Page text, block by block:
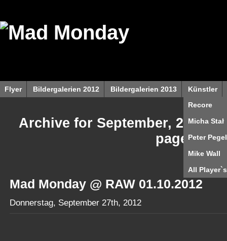
Flyer Bildergalerien 2012 Bildergalerien 2013
Künstler
Recore
Micha
Peter Pegel
Mike Wall
All Player`s
Archive for September, 2012 |
page
Mad Monday @ RAW 01.10.2012
Donnerstag, September 27th, 2012